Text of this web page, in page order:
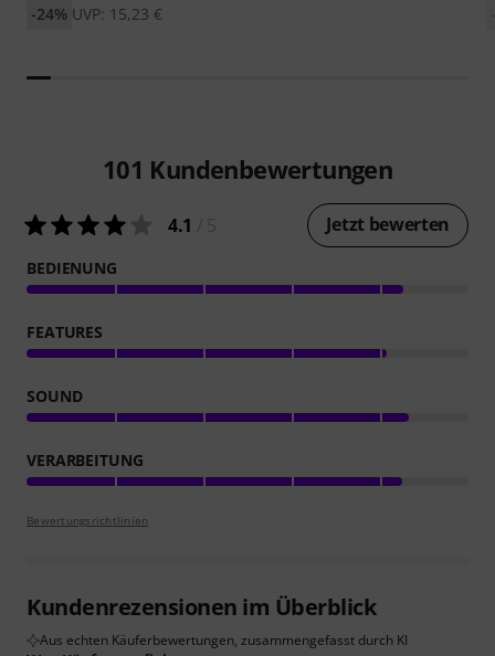
UVP: 15,23 €
-24%
101 Kundenbewertungen
4.1 Jetzt bewerten
BEDIENUNG
FEATURES
SOUND
VERARBEITUNG
Bewertungsrichtlinien
Kundenrezensionen im Überblick
Aus echten Käuferbewertungen, zusammengefasst durch KI